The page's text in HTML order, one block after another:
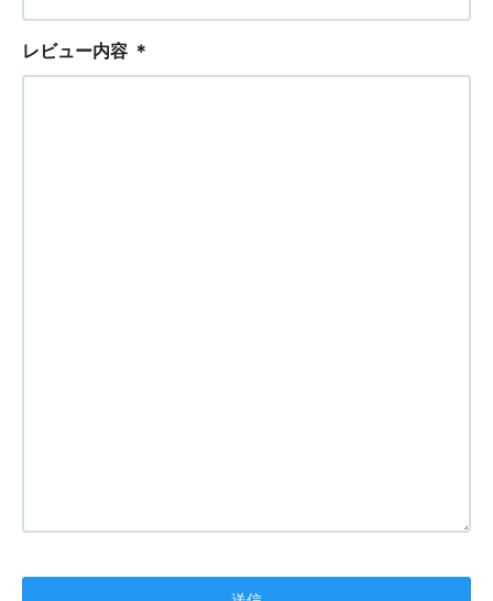
レビュー内容 ＊